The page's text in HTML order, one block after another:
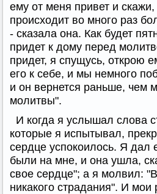
ему от меня привет и
происходит во много раз
- сказала она. Как будет
придет к дому перед
придет, я спущусь, открою
его к себе, и мы немного
и он вернется раньше, чем
молитвы".
И когда я услышал слова
которые я испытывал,
сердце успокоилось. Я дал
были на мне, и она ушла,
свое сердце"; а я молвил:
никакого страдания". И мои